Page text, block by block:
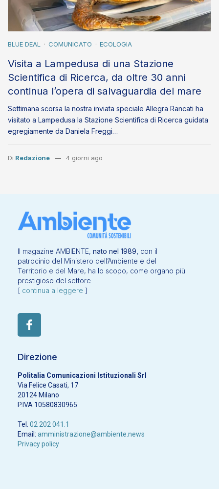
BLUE DEAL COMUNICATO ECOLOGIA
Visita a Lampedusa di una Stazione
Scientifica di Ricerca, da oltre 30 anni
continua l’opera di salvaguardia del mare
Settimana scorsa la nostra inviata speciale Allegra Rancati ha
visitato a Lampedusa la Stazione Scientifica di Ricerca guidata
egregiamente da Daniela Freggi…
Di Redazione 4 giorni ago
Il magazine AMBIENTE, nato nel 1989, con il
patrocinio del Ministero dell’Ambiente e del
Territorio e del Mare, ha lo scopo, come organo più
prestigioso del settore
[ continua a leggere ]
Direzione
Politalia Comunicazioni Istituzionali Srl
Via Felice Casati, 17
20124 Milano
P.IVA 10580830965
Tel. 02 202 041.1
Email: amministrazione@ambiente.news
Privacy policy